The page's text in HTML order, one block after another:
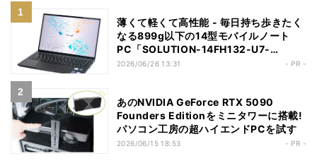
薄くて軽くて高性能 - 毎日持ち歩きたく
なる899g以下の14型モバイルノート
PC「SOLUTION-14FH132-U7-
UCSX」
2026/06/26 13:31 - PR -
あのNVIDIA GeForce RTX 5090
Founders Editionをミニタワーに搭載!
パソコン工房の超ハイエンドPCを試す
2026/06/15 18:53 - PR -